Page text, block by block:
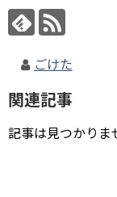
ごけた
関連記事
記事は見つかりま